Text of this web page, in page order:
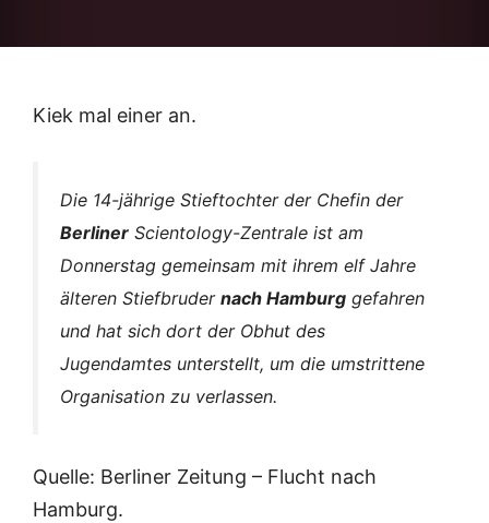
Kiek mal einer an.
Die 14-jährige Stieftochter der Chefin der
Berliner Scientology-Zentrale ist am
Donnerstag gemeinsam mit ihrem elf Jahre
älteren Stiefbruder nach Hamburg gefahren
und hat sich dort der Obhut des
Jugendamtes unterstellt, um die umstrittene
Organisation zu verlassen.
Quelle: Berliner Zeitung – Flucht nach
Hamburg.